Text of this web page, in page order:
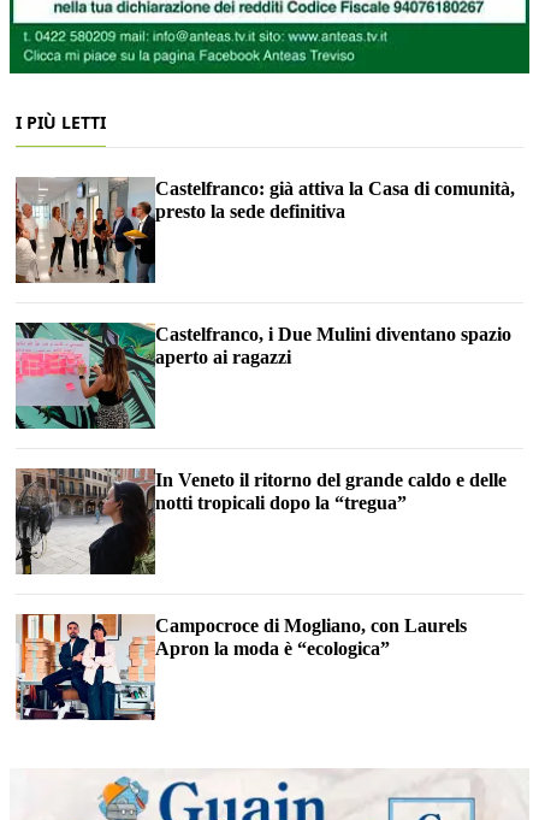
I PIÙ LETTI
Castelfranco: già attiva la Casa di comunità,
presto la sede definitiva
Castelfranco, i Due Mulini diventano spazio
aperto ai ragazzi
In Veneto il ritorno del grande caldo e delle
notti tropicali dopo la “tregua”
Campocroce di Mogliano, con Laurels
Apron la moda è “ecologica”